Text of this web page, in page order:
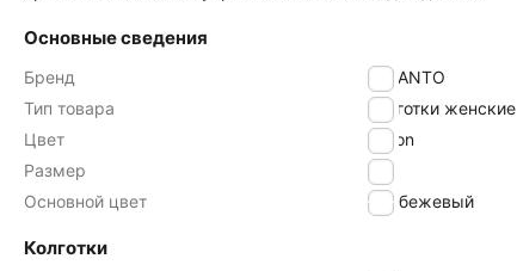
Основные сведения
Бренд
INCANTO
Тип товара
Колготки женские
Цвет
melon
Размер
3
Основной цвет
бежевый
Колготки